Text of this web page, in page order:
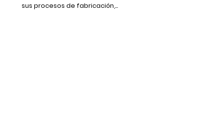
sus procesos de fabricación,...